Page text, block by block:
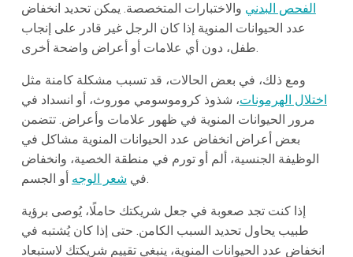
الفحص البدني والاختبارات المتخصصة. يمكن تحديد انخفاض
عدد الحيوانات المنوية إذا كان الرجل غير قادر على إنجاب
طفل، دون أي علامات أو أعراض واضحة أخرى.
ومع ذلك، في بعض الحالات، قد تسبب مشكلة كامنة مثل
اختلال الهرمونات، شذوذ كروموسومي موروث، أو انسداد في
مرور الحيوانات المنوية في ظهور علامات وأعراض. تتضمن
بعض أعراض انخفاض عدد الحيوانات المنوية مشاكل في
الوظيفة الجنسية، ألم أو تورم في منطقة الخصية، وانخفاض
في شعر الوجه أو الجسم.
إذا كنت تجد صعوبة في جعل شريكتك حاملًا، يُوصى برؤية
طبيب يحاول تحديد السبب الكامن. حتى إذا كان يُشتبه في
انخفاض عدد الحيوانات المنوية، ينبغي تقييم شريكتك لاستبعاد